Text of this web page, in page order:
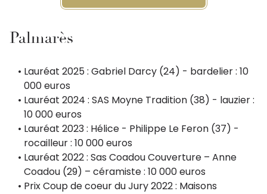
Palmarès
Lauréat 2025 : Gabriel Darcy (24) - bardelier : 10
000 euros
Lauréat 2024 : SAS Moyne Tradition (38) - lauzier :
10 000 euros
Lauréat 2023 : Hélice - Philippe Le Feron (37) -
rocailleur : 10 000 euros
Lauréat 2022 : Sas Coadou Couverture – Anne
Coadou (29) – céramiste : 10 000 euros
Prix Coup de coeur du Jury 2022 : Maisons